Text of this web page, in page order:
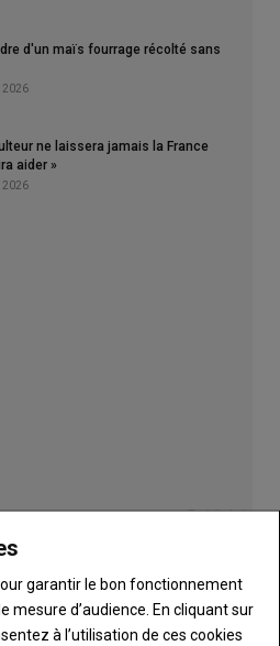
d'un maïs fourrage récolté sans
2026
ne laissera jamais la France
aider »
2026
Publicité
abonné(e)
garantir le bon fonctionnement
mesure d’audience. En cliquant sur
à l’utilisation de ces cookies